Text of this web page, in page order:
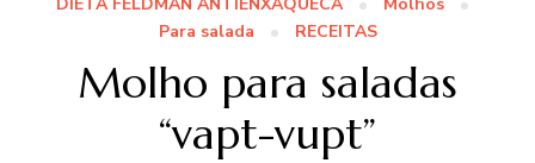
Para salada
RECEITAS
Molho para saladas
“vapt-vupt”